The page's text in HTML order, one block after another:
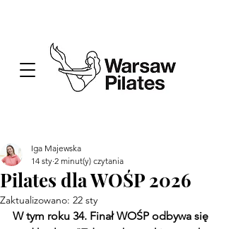
Pilates dla WOŚP 2026
Iga Majewska
14 sty 2 minut(y) czytania
Zaktualizowano: 22 sty
W tym roku 34. Finał WOŚP odbywa się